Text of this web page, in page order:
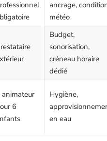
ancrage,
météo
Budget,
sonorisation,
créneau horaire
dédié
animateur
6
Hygiène,
en eau